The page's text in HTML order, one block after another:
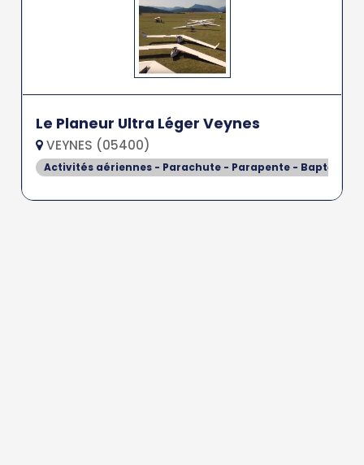
Le Planeur Ultra Léger Veynes
VEYNES (05400)
Activités aériennes - Parachute - Parapente - Baptême